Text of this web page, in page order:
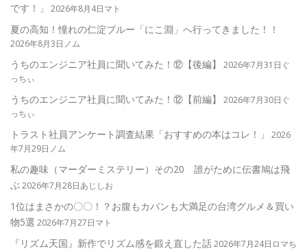
です！」
2026年8月4日マト
夏の高知！憧れの仁淀ブルー「にこ淵」へ行ってきました！！
2026年8月3日ノム
うちのエンジニア社員に聞いてみた！⑫【後編】
2026年7月31日ぐ
っちぃ
うちのエンジニア社員に聞いてみた！⑫【前編】
2026年7月30日ぐ
っちぃ
トラスト社員アンケート調査結果「おすすめの本はコレ！」
2026
年7月29日ノム
私の趣味（マーダーミステリー）その20 誰がために伝書鳩は飛
ぶ2026年7月28日あじしお
1位はまさかの〇〇！？お腹もカバンも大満足の台湾グルメ＆買い
物5選 2026年7月27日マト
『リズム天国』新作でリズム感を鍛え直した話2026年7月24日ロマち